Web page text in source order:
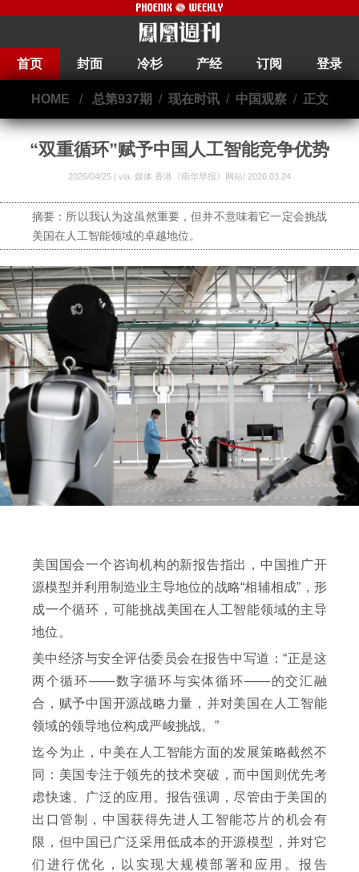
首页 封面 冷杉 产经 订阅 登录
HOME / 总第937期 / 现在时讯/ 中国观察/ 正文
“双重循环”赋予中国人工智能竞争优势
2026/04/25 | via. 媒体 香港《南华早报》网站/ 2026.03.24
摘要：所以我认为这虽然重要，但并不意味着它一定会挑战
美国在人工智能领域的卓越地位。
美国国会一个咨询机构的新报告指出，中国推广开
源模型并利用制造业主导地位的战略“相辅相成”，形
成一个循环，可能挑战美国在人工智能领域的主导
地位。
美中经济与安全评估委员会在报告中写道：“正是这
两个循环——数字循环与实体循环——的交汇融
合，赋予中国开源战略力量，并对美国在人工智能
领域的领导地位构成严峻挑战。”
迄今为止，中美在人工智能方面的发展策略截然不
同：美国专注于领先的技术突破，而中国则优先考
虑快速、广泛的应用。报告强调，尽管由于美国的
出口管制，中国获得先进人工智能芯片的机会有
限，但中国已广泛采用低成本的开源模型，并对它
们进行优化，以实现大规模部署和应用。报告